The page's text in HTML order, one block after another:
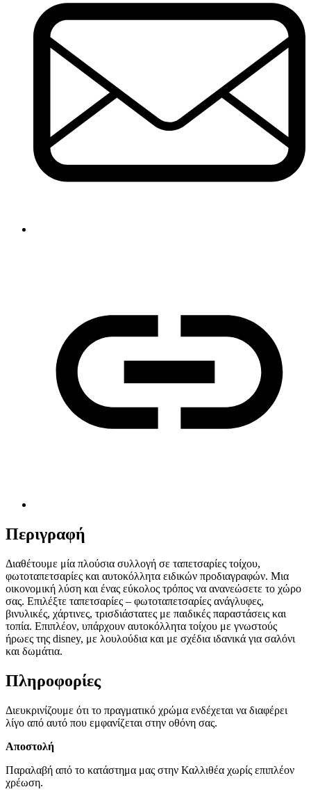
Περιγραφή
Διαθέτουμε μία πλούσια συλλογή σε ταπετσαρίες τοίχου,
φωτοταπετσαρίες και αυτοκόλλητα ειδικών προδιαγραφών. Μια
οικονομική λύση και ένας εύκολος τρόπος να ανανεώσετε το χώρο
σας. Επιλέξτε ταπετσαρίες – φωτοταπετσαρίες ανάγλυφες,
βινυλικές, χάρτινες, τρισδιάστατες με παιδικές παραστάσεις και
τοπία. Επιπλέον, υπάρχουν αυτοκόλλητα τοίχου με γνωστούς
ήρωες της disney, με λουλούδια και με σχέδια ιδανικά για σαλόνι
και δωμάτια.
Πληροφορίες
Διευκρινίζουμε ότι το πραγματικό χρώμα ενδέχεται να διαφέρει
λίγο από αυτό που εμφανίζεται στην οθόνη σας.
Αποστολή
Παραλαβή από το κατάστημα μας στην Καλλιθέα χωρίς επιπλέον
χρέωση.